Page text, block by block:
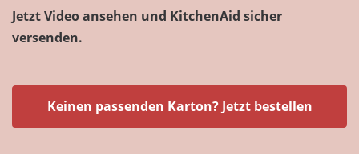
Jetzt Video ansehen und KitchenAid sicher
versenden.
Keinen passenden Karton? Jetzt bestellen